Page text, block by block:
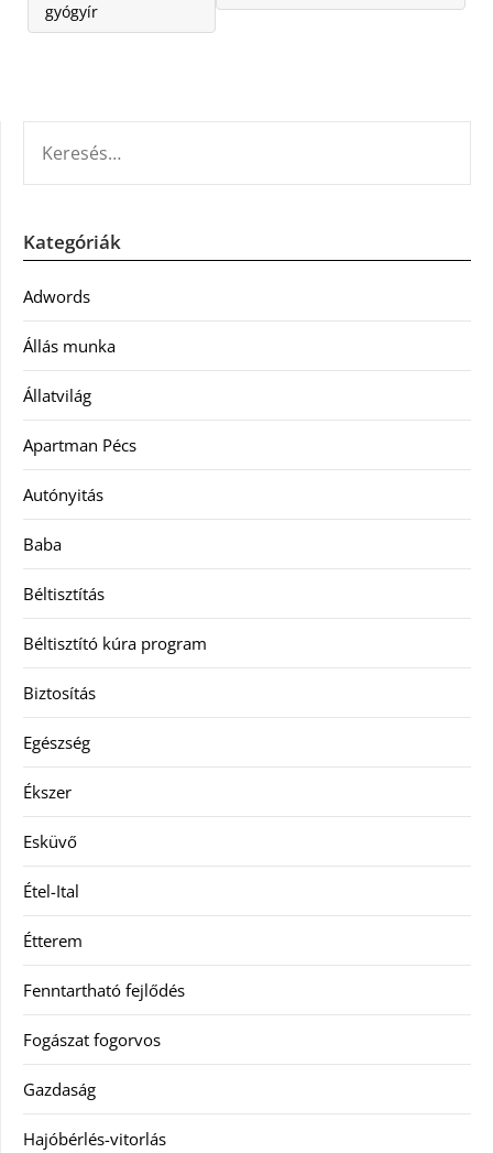
gyógyír
Kategóriák
Adwords
Állás munka
Állatvilág
Apartman Pécs
Autónyitás
Baba
Béltisztítás
Béltisztító kúra program
Biztosítás
Egészség
Ékszer
Esküvő
Étel-Ital
Étterem
Fenntartható fejlődés
Fogászat fogorvos
Gazdaság
Hajóbérlés-vitorlás